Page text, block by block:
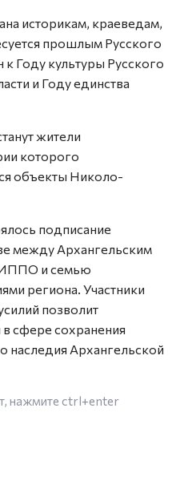
историкам, краеведам,
прошлым Русского
Году культуры Русского
и Году единства
жители
которого
объекты Николо-
подписание
между Архангельским
ИППО и семью
региона. Участники
позволит
сфере сохранения
наследия Архангельской
нажмите ctrl+enter